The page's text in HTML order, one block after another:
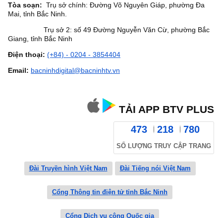
Tòa soạn: Trụ sở chính: Đường Võ Nguyên Giáp, phường Đa
Mai, tỉnh Bắc Ninh.
Trụ sở 2: số 49 Đường Nguyễn Văn Cừ, phường Bắc
Giang, tỉnh Bắc Ninh
Điện thoại: (+84) - 0204 - 3854404
Email: bacninhdigital@bacninhtv.vn
TẢI APP BTV PLUS
473 218 780
SỐ LƯỢNG TRUY CẬP TRANG
Đài Truyền hình Việt Nam Đài Tiếng nói Việt Nam
Cổng Thông tin điện tử tỉnh Bắc Ninh
Cổng Dịch vụ công Quốc gia